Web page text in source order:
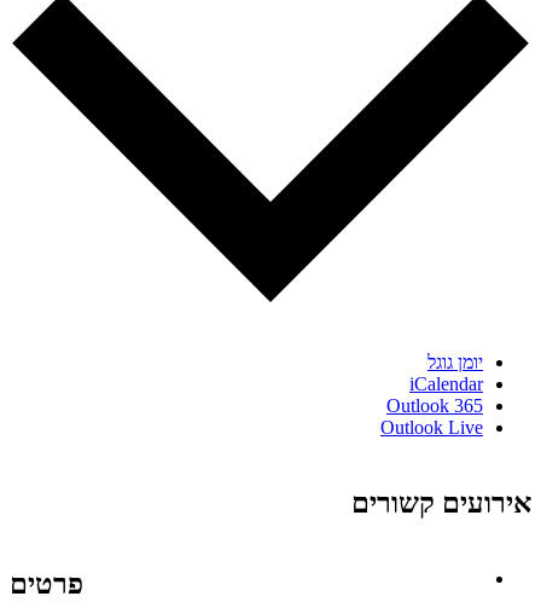
יומן גוגל
iCalendar
Outlook 365
Outlook Live
אירועים קשורים
פרטים